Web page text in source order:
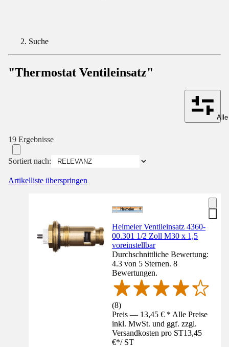
Suche
"Thermostat Ventileinsatz"
19 Ergebnisse
Sortiert nach:
Artikelliste überspringen
Heimeier Ventileinsatz 4360-
00.301 1/2 Zoll M30 x 1,5
voreinstellbar
Durchschnittliche Bewertung:
4.3 von 5 Sternen. 8
Bewertungen.
(8)
Preis — 13,45 € * Alle Preise
inkl. MwSt. und ggf. zzgl.
Versandkosten pro ST13,45
€*/ ST